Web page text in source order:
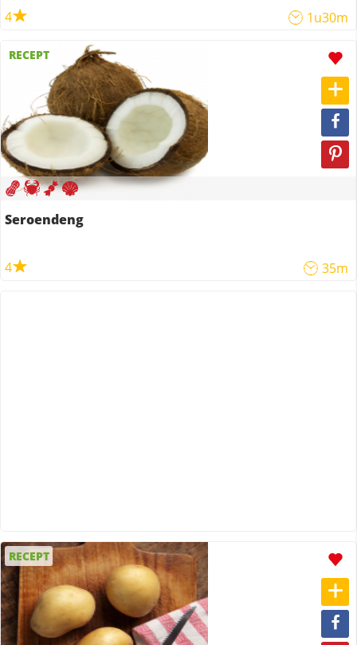
4 1u30m
RECEPT
Seroendeng
4 35m
RECEPT